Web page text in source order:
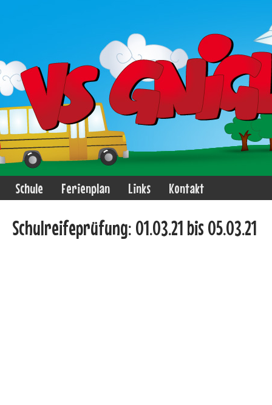
Schule Ferienplan Links Kontakt
Schulreifeprüfung: 01.03.21 bis 05.03.21